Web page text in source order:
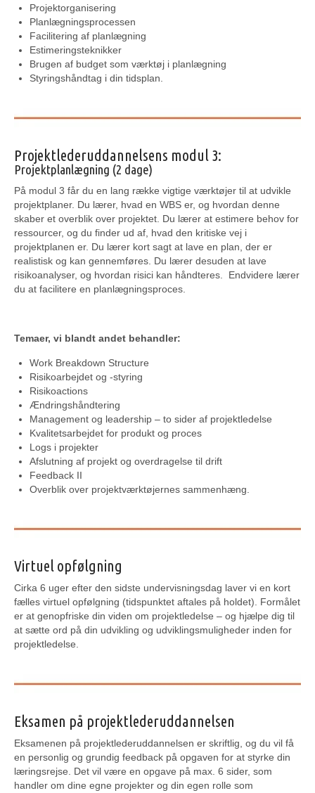
Projektorganisering
Planlægningsprocessen
Facilitering af planlægning
Estimeringsteknikker
Brugen af budget som værktøj i planlægning
Styringshåndtag i din tidsplan.
Projektlederuddannelsens modul 3:
Projektplanlægning (2 dage)
På modul 3 får du en lang række vigtige værktøjer til at udvikle
projektplaner. Du lærer, hvad en WBS er, og hvordan denne
skaber et overblik over projektet. Du lærer at estimere behov for
ressourcer, og du finder ud af, hvad den kritiske vej i
projektplanen er. Du lærer kort sagt at lave en plan, der er
realistisk og kan gennemføres. Du lærer desuden at lave
risikoanalyser, og hvordan risici kan håndteres. Endvidere lærer
du at facilitere en planlægningsproces.
Temaer, vi blandt andet behandler:
Work Breakdown Structure
Risikoarbejdet og -styring
Risikoactions
Ændringshåndtering
Management og leadership – to sider af projektledelse
Kvalitetsarbejdet for produkt og proces
Logs i projekter
Afslutning af projekt og overdragelse til drift
Feedback II
Overblik over projektværktøjernes sammenhæng.
Virtuel opfølgning
Cirka 6 uger efter den sidste undervisningsdag laver vi en kort
fælles virtuel opfølgning (tidspunktet aftales på holdet). Formålet
er at genopfriske din viden om projektledelse – og hjælpe dig til
at sætte ord på din udvikling og udviklingsmuligheder inden for
projektledelse.
Eksamen på projektlederuddannelsen
Eksamenen på projektlederuddannelsen er skriftlig, og du vil få
en personlig og grundig feedback på opgaven for at styrke din
læringsrejse. Det vil være en opgave på max. 6 sider, som
handler om dine egne projekter og din egen rolle som